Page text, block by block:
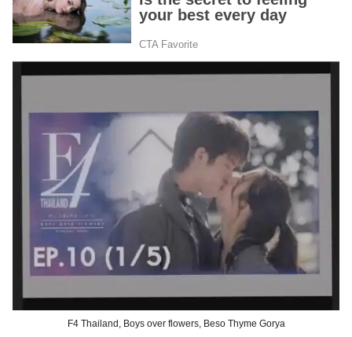
F4 Thailand, Boys over flowers, Beso Thyme Gorya